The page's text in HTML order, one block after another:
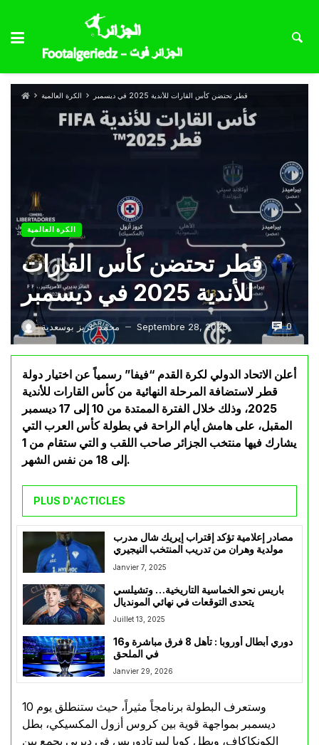
الكرة العالمية قطر تحتضن كأس القارات للأندية 2025 في ديسمبر
الكرة العالمية
قطر تحتضن كأس القارات
للأندية 2025 في ديسمبر
محمد عزيز بوسعدية — Septembre 28, 2025 0
أعلن الاتحاد الدولي لكرة القدم “فيفا” رسمياً عن اختيار دولة
قطر لاستضافة المرحلة النهائية من كأس القارات للأندية
2025، وذلك خلال الفترة الممتدة من 10 إلى 17 ديسمبر
المقبل، على هامش أيام الراحة في بطولة كأس العرب التي
يشارك فيها منتخب الجزائر صاحب اللقب و التي ستقام من 1
إلى 18 من نفس الشهر.
PLUS D'ACTICLES
مصادر إعلامية تؤكد إقتراب إيريك شال مدرب
مولدية وهران من تدريب المنتخب النيجيري
Janvier 7, 2025
باريس نحو الخماسية التاريخية… وتشيلسي
يتحدى التوقعات في نهائي المونديال
Juillet 13, 2025
دوري أبطال أوروبا : تأهل 8 فرق مباشرة و16
في الملحق
Janvier 29, 2026
وستعرف البطولة برنامجاً مثيراً، حيث ستنطلق يوم 10
ديسمبر بمواجهة قوية بين كروس أزول المكسيكي، بطل
الكونكاكاف، وبطل كوبا ليبرتادوريس في ديربي يجمع بين